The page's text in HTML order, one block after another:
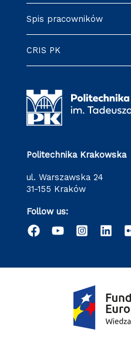
Spis pracowników
CRIS PK
Politechnika Krakowska
ul. Warszawska 24
31-155 Kraków
Follow us: